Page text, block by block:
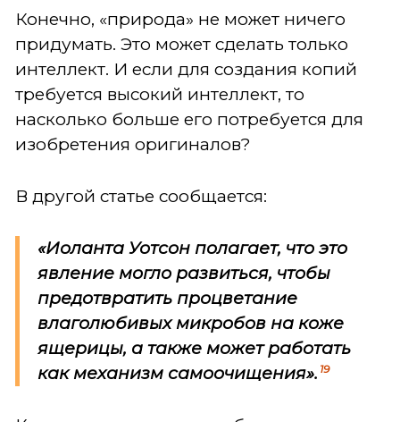
Конечно, «природа» не может ничего
придумать. Это может сделать только
интеллект. И если для создания копий
требуется высокий интеллект, то
насколько больше его потребуется для
изобретения оригиналов?
В другой статье сообщается:
«Иоланта Уотсон полагает, что это
явление могло развиться, чтобы
предотвратить процветание
влаголюбивых микробов на коже
ящерицы, а также может работать
как механизм самоочищения». 19